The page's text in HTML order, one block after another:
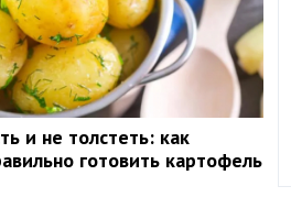
и не толстеть: как
готовить картофель